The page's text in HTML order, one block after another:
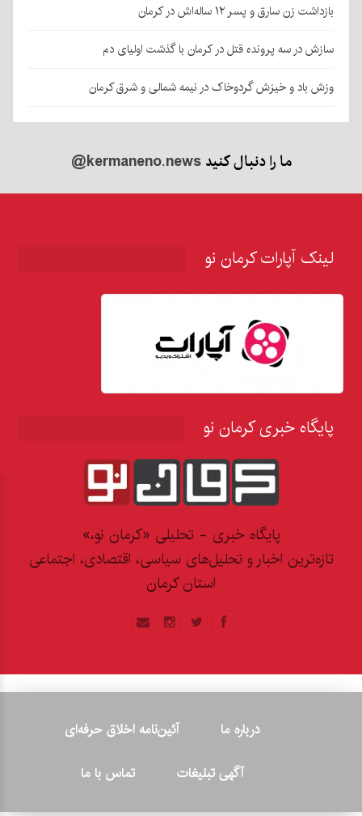
بازداشت زن سارق و پسر ۱۲ ساله‌اش در کرمان
سازش در سه پرونده قتل در کرمان با گذشت اولیای دم
وزش باد و خیزش گردوخاک در نیمه شمالی و شرق کرمان
ما را دنبال کنید@kermaneno.news
لینک آپارات کرمان نو
پایگاه خبری کرمان نو
پایگاه خبری - تحلیلی «کرمان نو،»
تازه‌ترین اخبار و تحلیل‌های سیاسی، اقتصادی، اجتماعی
استان کرمان
درباره ما
آئین‌نامه اخلاق حرفه‌ای
آگهی تبلیغات
تماس با ما